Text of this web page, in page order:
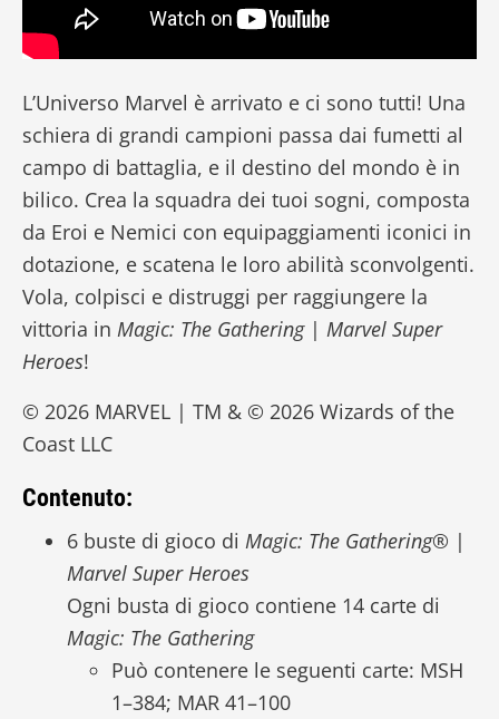
L’Universo Marvel è arrivato e ci sono tutti! Una
schiera di grandi campioni passa dai fumetti al
campo di battaglia, e il destino del mondo è in
bilico. Crea la squadra dei tuoi sogni, composta
da Eroi e Nemici con equipaggiamenti iconici in
dotazione, e scatena le loro abilità sconvolgenti.
Vola, colpisci e distruggi per raggiungere la
vittoria in Magic: The Gathering| Marvel Super
Heroes!
© 2026 MARVEL | TM & © 2026 Wizards of the
Coast LLC
Contenuto:
6 buste di gioco di Magic: The Gathering® |
Marvel Super Heroes
Ogni busta di gioco contiene 14 carte di
Magic: The Gathering
Può contenere le seguenti carte: MSH
1–384; MAR 41–100